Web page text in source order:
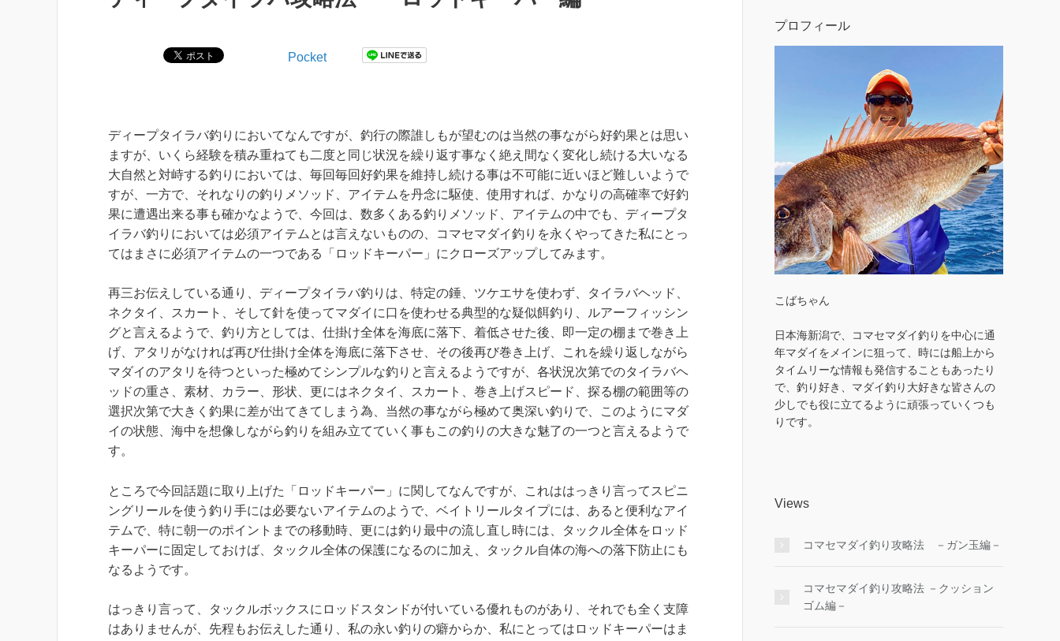
Pocket
ディープタイラバ釣りにおいてなんですが、釣行の際誰しもが望むのは当然の事ながら好釣果とは思い
ますが、いくら経験を積み重ねても二度と同じ状況を繰り返す事なく絶え間なく変化し続ける大いなる
大自然と対峙する釣りにおいては、毎回毎回好釣果を維持し続ける事は不可能に近いほど難しいようで
すが、一方で、それなりの釣りメソッド、アイテムを丹念に駆使、使用すれば、かなりの高確率で好釣
果に遭遇出来る事も確かなようで、今回は、数多くある釣りメソッド、アイテムの中でも、ディープタ
イラバ釣りにおいては必須アイテムとは言えないものの、コマセマダイ釣りを永くやってきた私にとっ
てはまさに必須アイテムの一つである「ロッドキーパー」にクローズアップしてみます。
再三お伝えしている通り、ディープタイラバ釣りは、特定の錘、ツケエサを使わず、タイラバヘッド、
ネクタイ、スカート、そして針を使ってマダイに口を使わせる典型的な疑似餌釣り、ルアーフィッシン
グと言えるようで、釣り方としては、仕掛け全体を海底に落下、着低させた後、即一定の棚まで巻き上
げ、アタリがなければ再び仕掛け全体を海底に落下させ、その後再び巻き上げ、これを繰り返しながら
マダイのアタリを待つといった極めてシンプルな釣りと言えるようですが、各状況次第でのタイラバヘ
ッドの重さ、素材、カラー、形状、更にはネクタイ、スカート、巻き上げスピード、探る棚の範囲等の
選択次第で大きく釣果に差が出てきてしまう為、当然の事ながら極めて奥深い釣りで、このようにマダ
イの状態、海中を想像しながら釣りを組み立てていく事もこの釣りの大きな魅了の一つと言えるようで
す。
ところで今回話題に取り上げた「ロッドキーパー」に関してなんですが、これははっきり言ってスピニ
ングリールを使う釣り手には必要ないアイテムのようで、ベイトリールタイプには、あると便利なアイ
テムで、特に朝一のポイントまでの移動時、更には釣り最中の流し直し時には、タックル全体をロッド
キーパーに固定しておけば、タックル全体の保護になるのに加え、タックル自体の海への落下防止にも
なるようです。
はっきり言って、タックルボックスにロッドスタンドが付いている優れものがあり、それでも全く支障
はありませんが、先程もお伝えした通り、私の永い釣りの癖からか、私にとってはロッドキーパーはま
プロフィール
こばちゃん
日本海新潟で、コマセマダイ釣りを中心に通
年マダイをメインに狙って、時には船上から
タイムリーな情報も発信することもあったり
で、釣り好き、マダイ釣り大好きな皆さんの
少しでも役に立てるように頑張っていくつも
りです。
Views
コマセマダイ釣り攻略法 －ガン玉編－
コマセマダイ釣り攻略法 －クッション
ゴム編－